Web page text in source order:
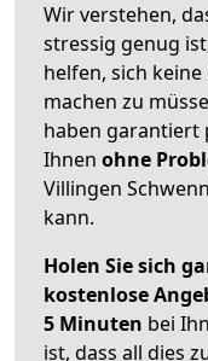
Wir verstehen,
stressig genug
helfen, sich
machen zu
haben garantiert
Ihnen ohne
Villingen
kann.
Holen Sie sich
kostenlose
5 Minuten bei
ist, dass all dies